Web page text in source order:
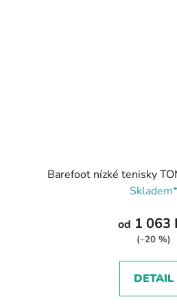
Barefoot nízké tenisky
Skladem*
od 1 063
(–20 %)
DETAIL